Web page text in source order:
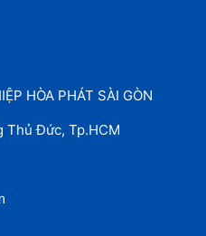
HÒA PHÁT SÀI GÒN
Thủ Đức, Tp.HCM